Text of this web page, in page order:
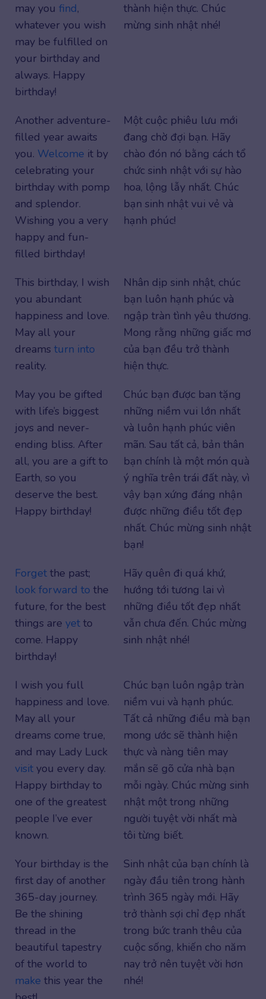
may you find,
whatever you wish
may be fulfilled on
your birthday and
always. Happy
birthday!
thành hiện thực. Chúc
mừng sinh nhật nhé!
Another adventure-
filled year awaits
you. Welcome it by
celebrating your
birthday with pomp
and splendor.
Wishing you a very
happy and fun-
filled birthday!
Một cuộc phiêu lưu mới
đang chờ đợi bạn. Hãy
chào đón nó bằng cách tổ
chức sinh nhật với sự hào
hoa, lộng lẫy nhất. Chúc
bạn sinh nhật vui vẻ và
hạnh phúc!
This birthday, I wish
you abundant
happiness and love.
May all your
dreams turn into
reality.
Nhân dịp sinh nhật, chúc
bạn luôn hạnh phúc và
ngập tràn tình yêu thương.
Mong rằng những giấc mơ
của bạn đều trở thành
hiện thực.
May you be gifted
with life’s biggest
joys and never-
ending bliss. After
all, you are a gift to
Earth, so you
deserve the best.
Happy birthday!
Chúc bạn được ban tặng
những niềm vui lớn nhất
và luôn hạnh phúc viên
mãn. Sau tất cả, bản thân
bạn chính là một món quà
ý nghĩa trên trái đất này, vì
vậy bạn xứng đáng nhận
được những điều tốt đẹp
nhất. Chúc mừng sinh nhật
bạn!
Forget the past;
look forward to the
future, for the best
things are yet to
come. Happy
birthday!
Hãy quên đi quá khứ,
hướng tới tương lai vì
những điều tốt đẹp nhất
vẫn chưa đến. Chúc mừng
sinh nhật nhé!
I wish you full
happiness and love.
May all your
dreams come true,
and may Lady Luck
visit you every day.
Happy birthday to
one of the greatest
people I’ve ever
known.
Chúc bạn luôn ngập tràn
niềm vui và hạnh phúc.
Tất cả những điều mà bạn
mong ước sẽ thành hiện
thực và nàng tiên may
mắn sẽ gõ cửa nhà bạn
mỗi ngày. Chúc mừng sinh
nhật một trong những
người tuyệt vời nhất mà
tôi từng biết.
Your birthday is the
first day of another
365-day journey.
Be the shining
thread in the
beautiful tapestry
of the world to
make this year the
Sinh nhật của bạn chính là
ngày đầu tiên trong hành
trình 365 ngày mới. Hãy
trở thành sợi chỉ đẹp nhất
trong bức tranh thêu của
cuộc sống, khiến cho năm
nay trở nên tuyệt vời hơn
nhé!